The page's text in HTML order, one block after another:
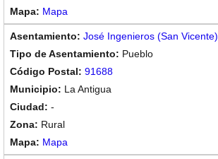
Mapa
José Ingenieros (San Vicente)
Pueblo
91688
La Antigua
-
Rural
Mapa